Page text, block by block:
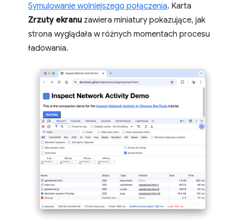
Symulowanie wolniejszego połączenia. Karta
Zrzuty ekranu zawiera miniatury pokazujące, jak
strona wyglądała w różnych momentach procesu
ładowania.